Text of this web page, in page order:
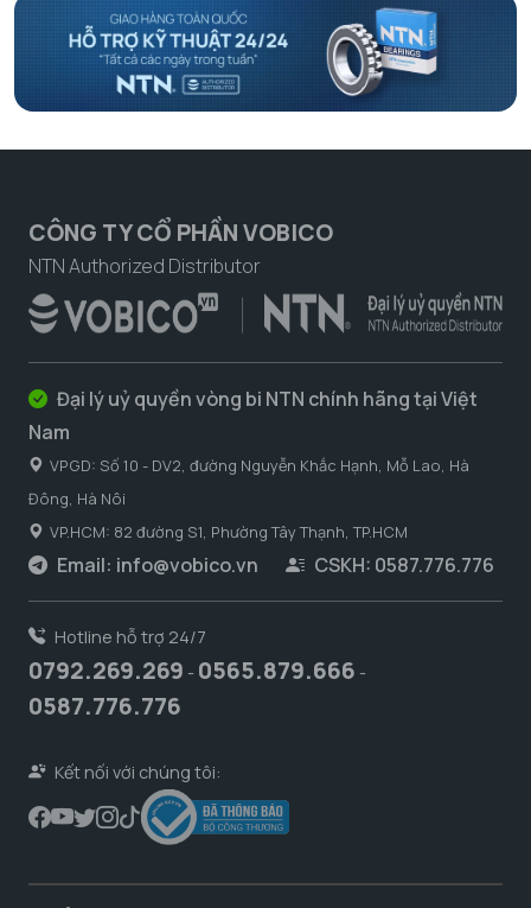
CÔNG TY CỔ PHẦN VOBICO
NTN Authorized Distributor
Đại lý uỷ quyền vòng bi NTN chính hãng tại Việt
Nam
VPGD: Số 10 - DV2, đường Nguyễn Khắc Hạnh, Mỗ Lao, Hà
Đông, Hà Nôi
VP.HCM: 82 đường S1, Phường Tây Thạnh, TP.HCM
Email: info@vobico.vn CSKH: 0587.776.776
Hotline hỗ trợ 24/7
0792.269.269 - 0565.879.666 -
0587.776.776
Kết nối với chúng tôi: